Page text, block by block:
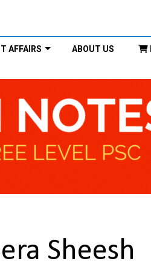
AFFAIRS ABOUT US
Sheesh